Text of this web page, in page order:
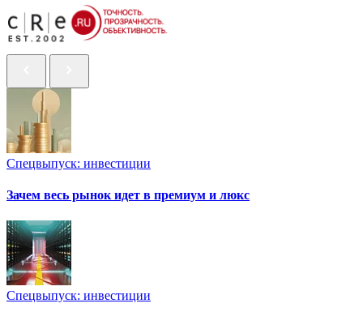
Спецвыпуск: инвестиции
Зачем весь рынок идет в премиум и люкс
Спецвыпуск: инвестиции